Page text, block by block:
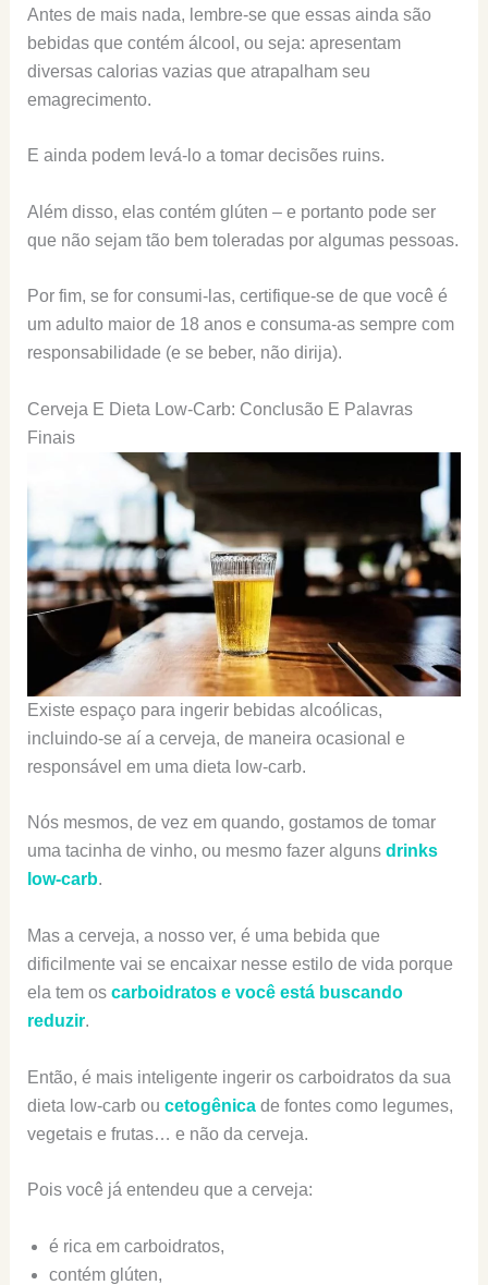
Antes de mais nada, lembre-se que essas ainda são
bebidas que contém álcool, ou seja: apresentam
diversas calorias vazias que atrapalham seu
emagrecimento.
E ainda podem levá-lo a tomar decisões ruins.
Além disso, elas contém glúten – e portanto pode ser
que não sejam tão bem toleradas por algumas pessoas.
Por fim, se for consumi-las, certifique-se de que você é
um adulto maior de 18 anos e consuma-as sempre com
responsabilidade (e se beber, não dirija).
Cerveja E Dieta Low-Carb: Conclusão E Palavras
Finais
Existe espaço para ingerir bebidas alcoólicas,
incluindo-se aí a cerveja, de maneira ocasional e
responsável em uma dieta low-carb.
Nós mesmos, de vez em quando, gostamos de tomar
uma tacinha de vinho, ou mesmo fazer alguns drinks
low-carb.
Mas a cerveja, a nosso ver, é uma bebida que
dificilmente vai se encaixar nesse estilo de vida porque
ela tem os carboidratos e você está buscando
reduzir.
Então, é mais inteligente ingerir os carboidratos da sua
dieta low-carb ou cetogênicade fontes como legumes,
vegetais e frutas… e não da cerveja.
Pois você já entendeu que a cerveja:
é rica em carboidratos,
contém glúten,